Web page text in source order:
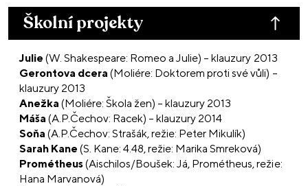
Školní projekty
Julie (W. Shakespeare: Romeo a Julie) – klauzury 2013
Gerontova dcera (Moliére: Doktorem proti své vůli) –
klauzury 2013
Anežka (Moliére: Škola žen) – klauzury 2013
Máša (A.P.Čechov: Racek) – klauzury 2014
Soňa (A.P.Čechov: Strašák, režie: Peter Mikulík)
Sarah Kane (S. Kane: 4.48, režie: Marika Smreková)
Prométheus(Aischilos/Boušek: Já, Prométheus, režie:
Hana Marvanová)